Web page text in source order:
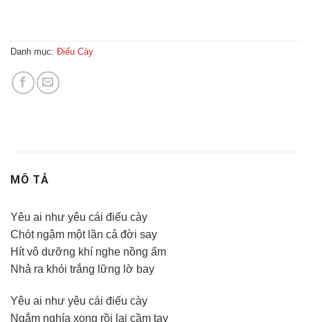
Danh mục: Điếu Cày
MÔ TẢ
Yêu ai như yêu cái điếu cày
Chót ngậm một lần cả đời say
Hít vô dưỡng khí nghe nồng ấm
Nhả ra khói trắng lững lờ bay
Yêu ai như yêu cái điếu cày
Ngắm nghía xong rồi lại cầm tay